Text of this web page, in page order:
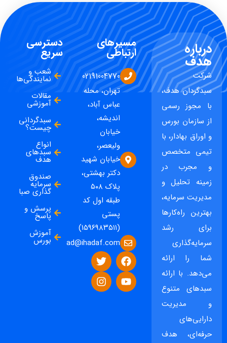
درباره
هدف
شرکت
سبدگردان هدف،
با مجوز رسمی
از سازمان بورس
و اوراق بهادار، با
تیمی متخصص
و مجرب در
زمینه تحلیل و
مدیریت سرمایه،
بهترین راه‌کارها
برای رشد
سرمایه‌گذاری
شما را ارائه
می‌دهد. با ارائه
سبدهای متنوع
و مدیریت
دارایی‌های
حرفه‌ای، هدف
مسیرهای
ارتباطی
02191004770
تهران، محله
عباس آباد،
اندیشه،
خیابان
ولیعصر،
خیابان شهید
دکتر بهشتی،
پلاک ۵۰۸
طبقه اول کد
پستی
(۱۵۹۶۹۸۳۵۱۱)
ad@ihadaf.com
دسترسی
سریع
شعب و
نمایندگی‌ها
مقالات
آموزشی
سبدگردانی
چیست؟
انواع
سبدهای
هدف
صندوق
سرمایه
گذاری صبا
پرسش و
پاسخ
آموزش
بورس